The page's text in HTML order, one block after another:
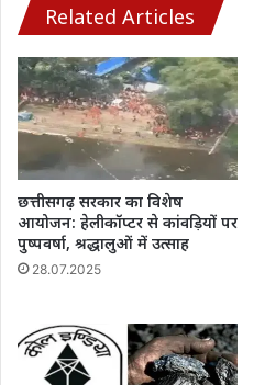
छत्तीसगढ़
का
किया
प्रतिनिधित्व
खाद्य
से
जुड़े
उद्योगपतियों
से
की
Related Articles
छत्तीसगढ़ सरकार का विशेष
आयोजन: हेलीकॉप्टर से कांवड़ियों पर
पुष्पवर्षा, श्रद्धालुओं में उत्साह
28.07.2025